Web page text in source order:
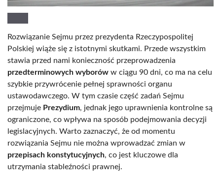
Rozwiązanie Sejmu przez prezydenta Rzeczypospolitej
Polskiej wiąże się z istotnymi skutkami. Przede wszystkim
stawia przed nami konieczność przeprowadzenia
przedterminowych wyborów w ciągu 90 dni, co ma na celu
szybkie przywrócenie pełnej sprawności organu
ustawodawczego. W tym czasie część zadań Sejmu
przejmuje Prezydium, jednak jego uprawnienia kontrolne są
ograniczone, co wpływa na sposób podejmowania decyzji
legislacyjnych. Warto zaznaczyć, że od momentu
rozwiązania Sejmu nie można wprowadzać zmian w
przepisach konstytucyjnych, co jest kluczowe dla
utrzymania stableźności prawnej.